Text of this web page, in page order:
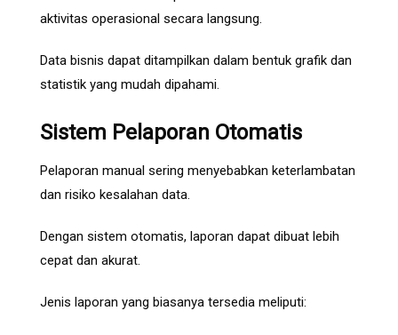
aktivitas operasional secara langsung.
Data bisnis dapat ditampilkan dalam bentuk grafik dan
statistik yang mudah dipahami.
Sistem Pelaporan Otomatis
Pelaporan manual sering menyebabkan keterlambatan
dan risiko kesalahan data.
Dengan sistem otomatis, laporan dapat dibuat lebih
cepat dan akurat.
Jenis laporan yang biasanya tersedia meliputi: